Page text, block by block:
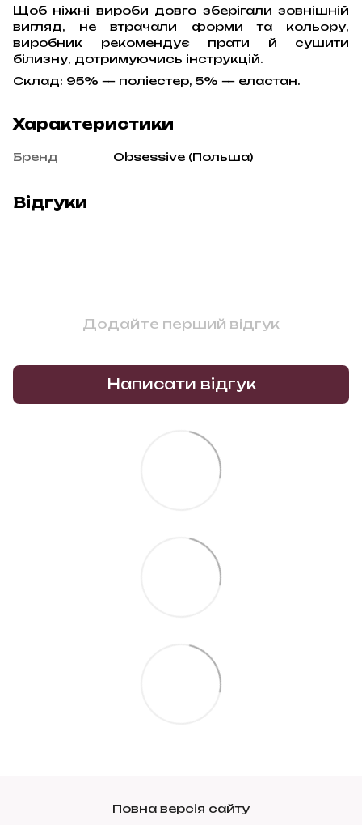
Щоб ніжні вироби довго зберігали зовнішній
вигляд, не втрачали форми та кольору,
виробник рекомендує прати й сушити
білизну, дотримуючись інструкцій.
Склад: 95% — поліестер, 5% — еластан.
Характеристики
Бренд Obsessive (Польша)
Відгуки
Додайте перший відгук
Написати відгук
Повна версія сайту